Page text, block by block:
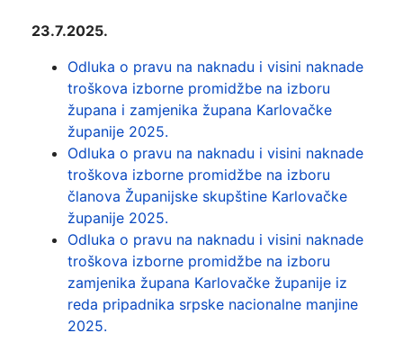
23.7.2025.
Odluka o pravu na naknadu i visini naknade
troškova izborne promidžbe na izboru
župana i zamjenika župana Karlovačke
županije 2025.
Odluka o pravu na naknadu i visini naknade
troškova izborne promidžbe na izboru
članova Županijske skupštine Karlovačke
županije 2025.
Odluka o pravu na naknadu i visini naknade
troškova izborne promidžbe na izboru
zamjenika župana Karlovačke županije iz
reda pripadnika srpske nacionalne manjine
2025.